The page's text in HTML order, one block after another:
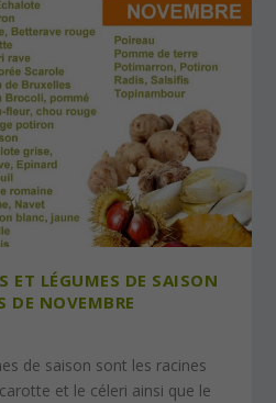
ET LÉGUMES DE SAISON
DE NOVEMBRE
de saison sont les racines
et le céleri ainsi que le